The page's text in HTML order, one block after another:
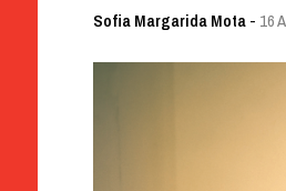
Sofia Margarida Mota- 16